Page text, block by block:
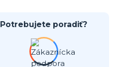
Potrebujete poradiť?